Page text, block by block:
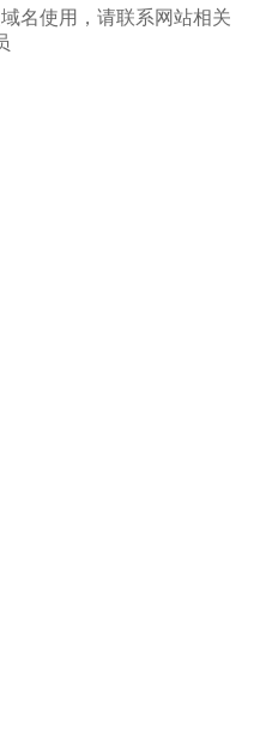
名使用，请联系网站相关